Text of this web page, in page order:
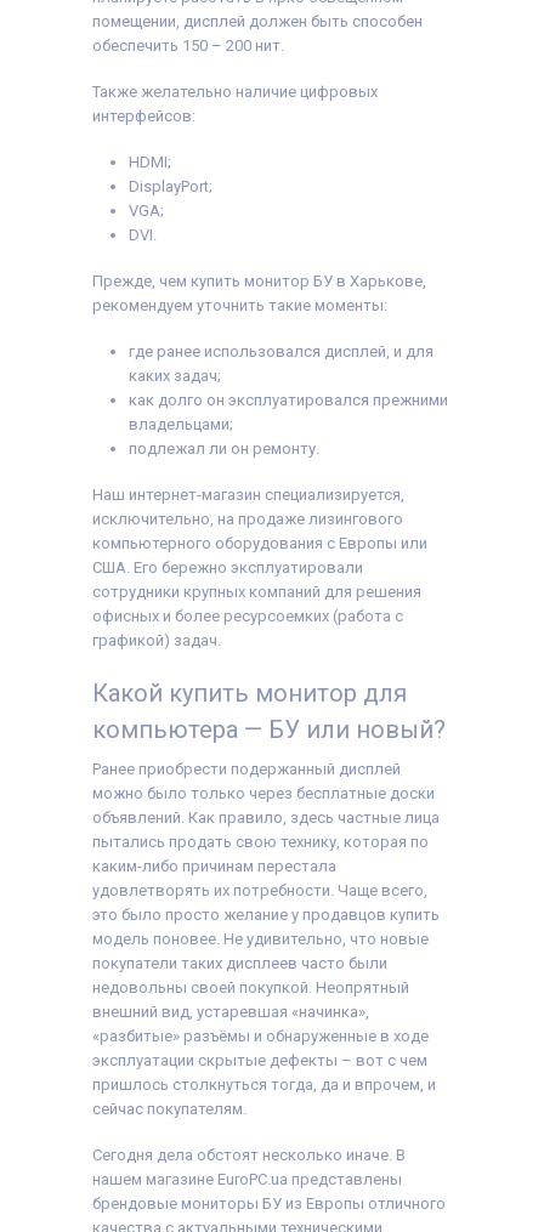
помещении, дисплей должен быть способен
обеспечить 150 – 200 нит.
Также желательно наличие цифровых
интерфейсов:
HDMI;
DisplayPort;
VGA;
DVI.
Прежде, чем купить монитор БУ в Харькове,
рекомендуем уточнить такие моменты:
где ранее использовался дисплей, и для
каких задач;
как долго он эксплуатировался прежними
владельцами;
подлежал ли он ремонту.
Наш интернет-магазин специализируется,
исключительно, на продаже лизингового
компьютерного оборудования с Европы или
США. Его бережно эксплуатировали
сотрудники крупных компаний для решения
офисных и более ресурсоемких (работа с
графикой) задач.
Какой купить монитор для
компьютера — БУ или новый?
Ранее приобрести подержанный дисплей
можно было только через бесплатные доски
объявлений. Как правило, здесь частные лица
пытались продать свою технику, которая по
каким-либо причинам перестала
удовлетворять их потребности. Чаще всего,
это было просто желание у продавцов купить
модель поновее. Не удивительно, что новые
покупатели таких дисплеев часто были
недовольны своей покупкой. Неопрятный
внешний вид, устаревшая «начинка»,
«разбитые» разъёмы и обнаруженные в ходе
эксплуатации скрытые дефекты – вот с чем
пришлось столкнуться тогда, да и впрочем, и
сейчас покупателям.
Сегодня дела обстоят несколько иначе. В
нашем магазине EuroPC.ua представлены
брендовые мониторы БУ из Европы отличного
качества с актуальными техническими